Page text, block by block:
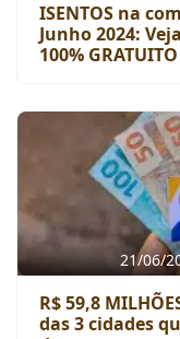
ISENTOS na
Junho 2024:
100% GRATUITO
21/06/
R$ 59,8
das 3 cidades